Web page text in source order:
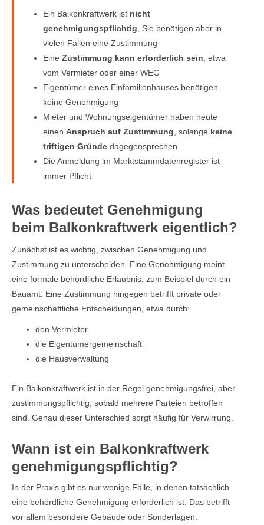
Ein Balkonkraftwerk ist nicht
genehmigungspflichtig , Sie benötigen aber in
vielen Fällen eine Zustimmung
Eine Zustimmung kann erforderlich sein , etwa
vom Vermieter oder einer WEG
Eigentümer eines Einfamilienhauses benötigen
keine Genehmigung
Mieter und Wohnungseigentümer haben heute
einen Anspruch auf Zustimmung , solange keine
triftigen Gründe dagegensprechen
Die Anmeldung im Marktstammdatenregister ist
immer Pflicht
Was bedeutet Genehmigung
beim Balkonkraftwerk eigentlich?
Zunächst ist es wichtig, zwischen Genehmigung und
Zustimmung zu unterscheiden. Eine Genehmigung meint
eine formale behördliche Erlaubnis, zum Beispiel durch ein
Bauamt. Eine Zustimmung hingegen betrifft private oder
gemeinschaftliche Entscheidungen, etwa durch:
den Vermieter
die Eigentümergemeinschaft
die Hausverwaltung
Ein Balkonkraftwerk ist in der Regel genehmigungsfrei, aber
zustimmungspflichtig, sobald mehrere Parteien betroffen
sind. Genau dieser Unterschied sorgt häufig für Verwirrung.
Wann ist ein Balkonkraftwerk
genehmigungspflichtig?
In der Praxis gibt es nur wenige Fälle, in denen tatsächlich
eine behördliche Genehmigung erforderlich ist. Das betrifft
vor allem besondere Gebäude oder Sonderlagen.